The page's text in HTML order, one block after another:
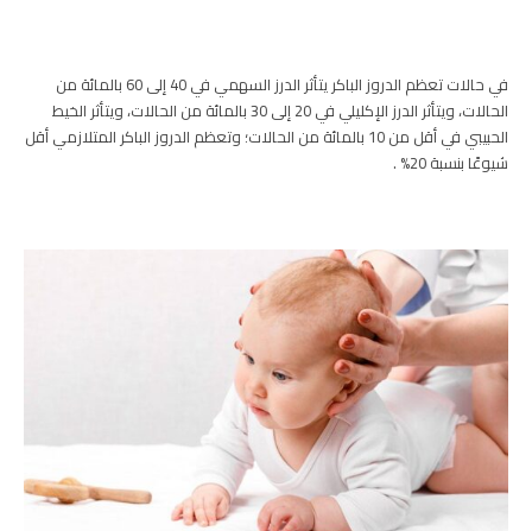
في حالات تعظم الدروز الباكر يتأثر الدرز السهمي في 40 إلى 60 بالمائة من
الحالات، ويتأثر الدرز الإكليلي في 20 إلى 30 بالمائة من الحالات، ويتأثر الخيط
الحبيبي في أقل من 10 بالمائة من الحالات؛ وتعظم الدروز الباكر المتلازمي أقل
شيوعًا بنسبة 20% .